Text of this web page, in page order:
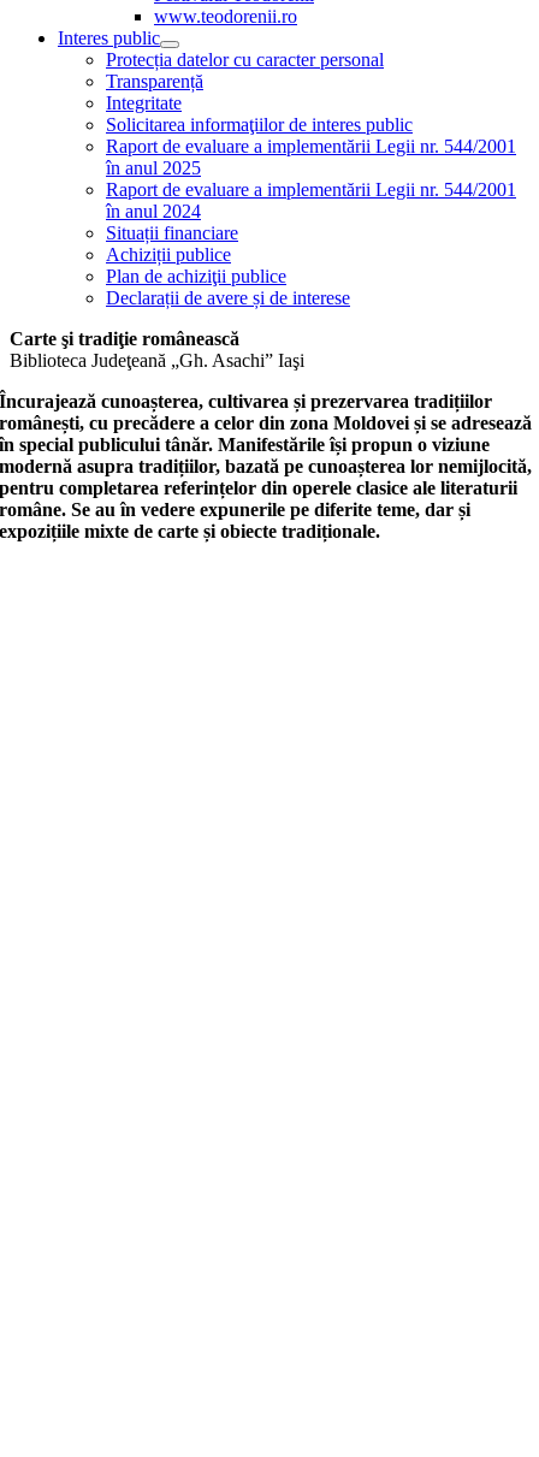
www.teodorenii.ro
Interes public
Protecția datelor cu caracter personal
Transparență
Integritate
Solicitarea informaţiilor de interes public
Raport de evaluare a implementării Legii nr. 544/2001
în anul 2025
Raport de evaluare a implementării Legii nr. 544/2001
în anul 2024
Situații financiare
Achiziții publice
Plan de achiziţii publice
Declarații de avere și de interese
Carte şi tradiţie românească
Biblioteca Judeţeană „Gh. Asachi” Iaşi
Încurajează cunoașterea, cultivarea și prezervarea tradițiilor
românești, cu precădere a celor din zona Moldovei și se adresează
în special publicului tânăr. Manifestările își propun o viziune
modernă asupra tradițiilor, bazată pe cunoașterea lor nemijlocită,
pentru completarea referințelor din operele clasice ale literaturii
române. Se au în vedere expunerile pe diferite teme, dar și
expozițiile mixte de carte și obiecte tradiționale.